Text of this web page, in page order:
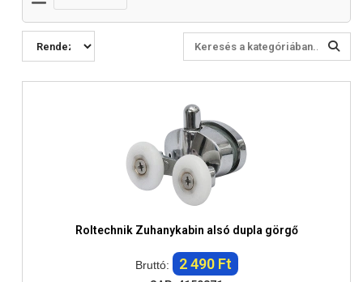
Roltechnik Zuhanykabin alsó dupla görgő
Bruttó: 2 490 Ft